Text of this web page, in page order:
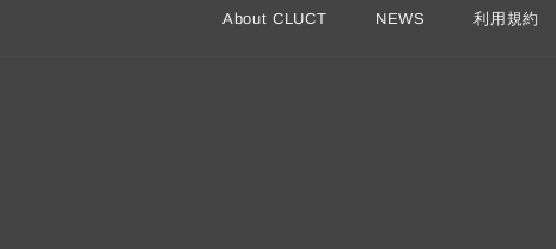
About CLUCT NEWS 利用規約